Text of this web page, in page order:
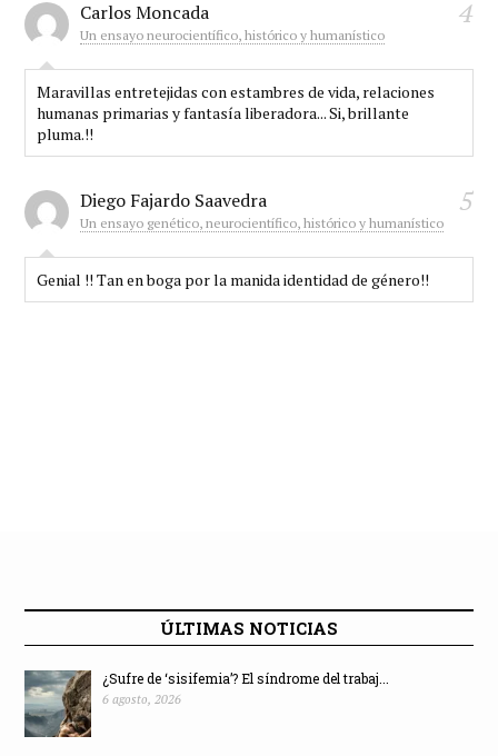
Carlos Moncada 4
Un ensayo neurocientífico, histórico y humanístico
Maravillas entretejidas con estambres de vida, relaciones
humanas primarias y fantasía liberadora... Si, brillante
pluma.!!
Diego Fajardo Saavedra 5
Un ensayo genético, neurocientífico, histórico y humanístico
Genial !! Tan en boga por la manida identidad de género!!
ÚLTIMAS NOTICIAS
¿Sufre de ‘sisifemia’? El síndrome del trabaj...
6 agosto, 2026